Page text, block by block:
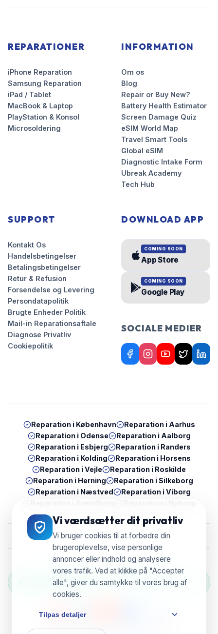
Vi værdsætter dit privatliv
Vi bruger cookies til at forbedre din
brugeroplevelse, vise personlige
annoncer eller indhold og analysere
vores trafik. Ved at klikke på "Accepter
alle", giver du samtykke til vores brug af
cookies.
Tilpas detaljer
REPARATIONER
iPhone Reparation
Samsung Reparation
iPad / Tablet
MacBook & Laptop
PlayStation & Konsol
Microsoldering
INFORMATION
Om os
Blog
Repair or Buy New?
Battery Health Estimator
Screen Damage Quiz
eSIM World Map
Travel Smart Tools
Global eSIM
Diagnostic Intake Form
Ubreak Academy
Tech Hub
SUPPORT
Kontakt Os
Handelsbetingelser
Betalingsbetingelser
Retur & Refusion
Forsendelse og Levering
Persondatapolitik
Brugte Enheder Politik
Mail-in Reparationsaftale
Diagnose Privatliv
Cookiepolitik
DOWNLOAD APP
COMING SOON
App Store
COMING SOON
Google Play
SOCIALE MEDIER
Reparation i København Reparation i Aarhus
Reparation i Odense Reparation i Aalborg
Reparation i Esbjerg Reparation i Randers
Reparation i Kolding Reparation i Horsens
Reparation iVejle Reparation i Roskilde
Reparation i Herning Reparation i Silkeborg
Reparation i Næstved Reparation i Viborg
Grøn Reparation Selection — Vi genbruger &
reducerer e-waste